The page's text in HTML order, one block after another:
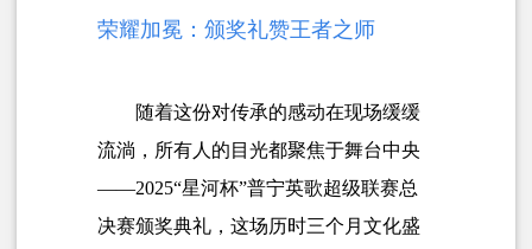
荣耀加冕：颁奖礼赞王者之师
随着这份对传承的感动在现场缓缓
流淌，所有人的目光都聚焦于舞台中央
——2025“星河杯”普宁英歌超级联赛总
决赛颁奖典礼，这场历时三个月文化盛